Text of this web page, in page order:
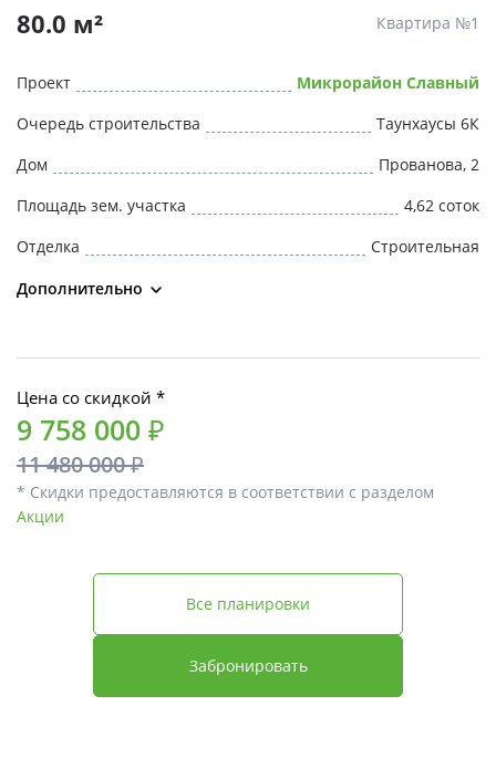
80.0 м² Квартира №1
Проект
Микрорайон Славный
Очередь строительства
Таунхаусы 6К
Дом
Прованова, 2
Площадь зем. участка
4,62 соток
Отделка
Строительная
Дополнительно
Цена со скидкой *
9 758 000 ₽
11 480 000 ₽
* Скидки предоставляются в соответствии с разделом
Акции
Забронировать
Все планировки